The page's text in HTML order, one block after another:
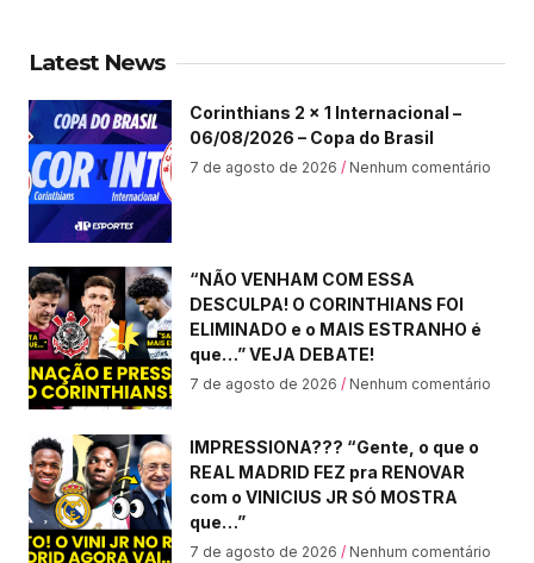
Latest News
Corinthians 2 x 1 Internacional –
06/08/2026 – Copa do Brasil
7 de agosto de 2026 Nenhum comentário
“NÃO VENHAM COM ESSA
DESCULPA! O CORINTHIANS FOI
ELIMINADO e o MAIS ESTRANHO é
que…” VEJA DEBATE!
7 de agosto de 2026 Nenhum comentário
IMPRESSIONA??? “Gente, o que o
REAL MADRID FEZ pra RENOVAR
com o VINICIUS JR SÓ MOSTRA
que…”
7 de agosto de 2026 Nenhum comentário